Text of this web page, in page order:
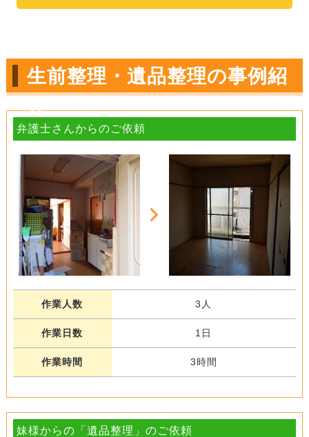
生前整理・遺品整理の事例紹
介
弁護士さんからのご依頼
作業人数 3人
作業日数 1日
作業時間 3時間
妹様からの「遺品整理」のご依頼